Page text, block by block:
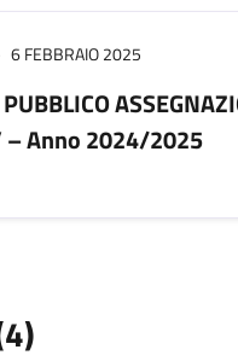
6 FEBBRAIO 2025
– Anno 2024/2025